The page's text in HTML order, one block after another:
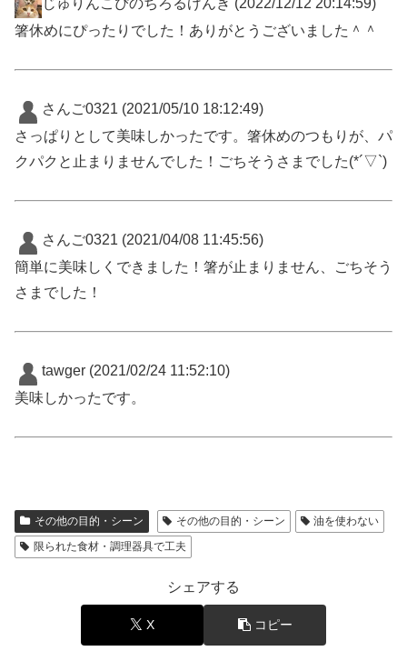
じゅりんこぴのちろるげんき (2022/12/12 20:14:59)
箸休めにぴったりでした！ありがとうございました＾＾
さんご0321 (2021/05/10 18:12:49)
さっぱりとして美味しかったです。箸休めのつもりが、パ
クパクと止まりませんでした！ごちそうさまでした(*´▽`)
さんご0321 (2021/04/08 11:45:56)
簡単に美味しくできました！箸が止まりません、ごちそう
さまでした！
tawger (2021/02/24 11:52:10)
美味しかったです。
その他の目的・シーン その他の目的・シーン
油を使わない
限られた食材・調理器具で工夫
シェアする
X コピー